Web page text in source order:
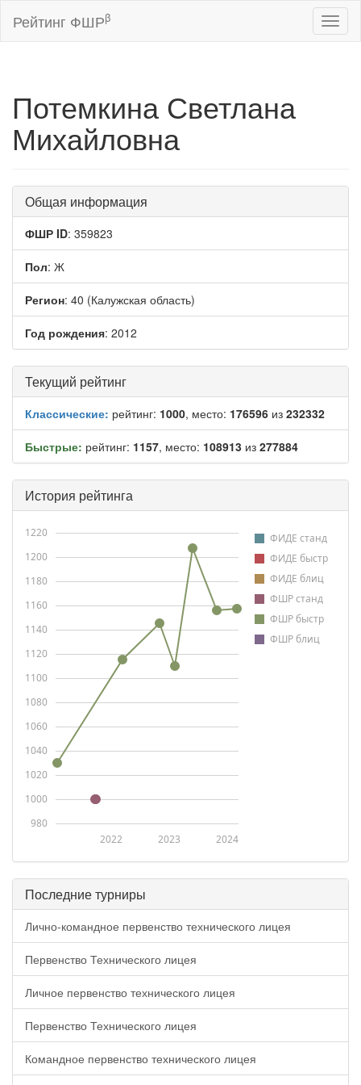
Рейтинг ФШРβ
Потемкина Светлана
Михайловна
Общая информация
ФШР ID: 359823
Пол: Ж
Регион: 40 (Калужская область)
Год рождения: 2012
Текущий рейтинг
Классические: рейтинг: 1000, место: 176596 из 232332
Быстрые: рейтинг: 1157, место: 108913 из 277884
История рейтинга
ФИДЕ станд
ФИДЕ быстр
ФИДЕ блиц
ФШР станд
ФШР быстр
ФШР блиц
2022 2023 2024
980
1000
1020
1040
1060
1080
1100
1120
1140
1160
1180
1200
1220
Последние турниры
Лично-командное первенство технического лицея
Первенство Технического лицея
Личное первенство технического лицея
Первенство Технического лицея
Командное первенство технического лицея